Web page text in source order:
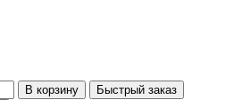
В корзину
Быстрый заказ